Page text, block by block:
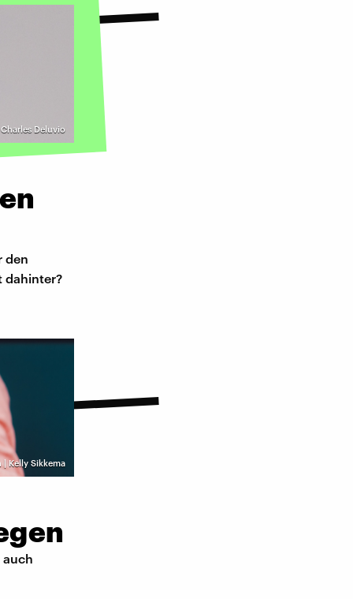
Deluvio
den
dahinter?
| Kelly Sikkema
auch